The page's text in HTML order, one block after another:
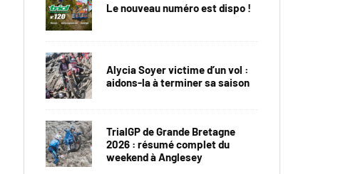
Le nouveau numéro est dispo !
Alycia Soyer victime d’un vol :
aidons-la à terminer sa saison
TrialGP de Grande Bretagne
2026 : résumé complet du
weekend à Anglesey